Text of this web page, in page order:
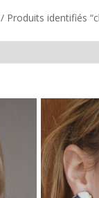
/ Produits identifiés